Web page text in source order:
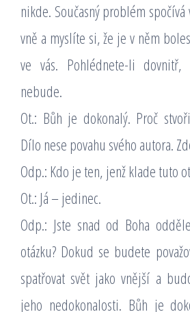
nikde. Současný problém
vně a myslíte si, že je v něm
ve vás. Pohlédnete-li
nebude.
Ot.: Bůh je dokonalý. Proč
Dílo nese povahu svého autora.
Odp.: Kdo je ten, jenž klade tuto
Ot.: Já – jedinec.
Odp.: Jste snad od Boha
otázku? Dokud se budete
spatřovat svět jako vnější a
jeho nedokonalosti. Bůh je